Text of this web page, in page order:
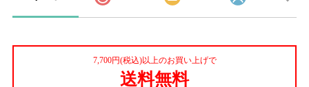
7,700円(税込)以上のお買い上げで
送料無料